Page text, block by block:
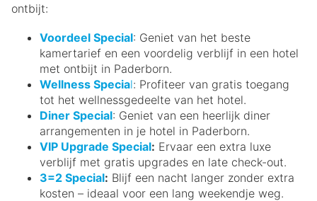
ontbijt:
Voordeel Special: Geniet van het beste
kamertarief en een voordelig verblijf in een hotel
met ontbijt in Paderborn.
Wellness Special: Profiteer van gratis toegang
tot het wellnessgedeelte van het hotel.
Diner Special: Geniet van een heerlijk diner
arrangementen in je hotel in Paderborn.
VIP Upgrade Special: Ervaar een extra luxe
verblijf met gratis upgrades en late check-out.
3=2 Special: Blijf een nacht langer zonder extra
kosten – ideaal voor een lang weekendje weg.